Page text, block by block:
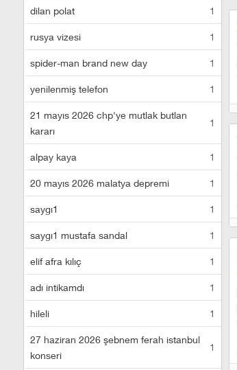
dilan polat 1
rusya vizesi 1
spider-man brand new day 1
yenilenmiş telefon 1
21 mayıs 2026 chp'ye mutlak butlan
kararı
1
alpay kaya 1
20 mayıs 2026 malatya depremi 1
saygı1 1
saygı1 mustafa sandal 1
elif afra kılıç 1
adı intikamdı 1
hileli 1
27 haziran 2026 şebnem ferah istanbul
konseri
1